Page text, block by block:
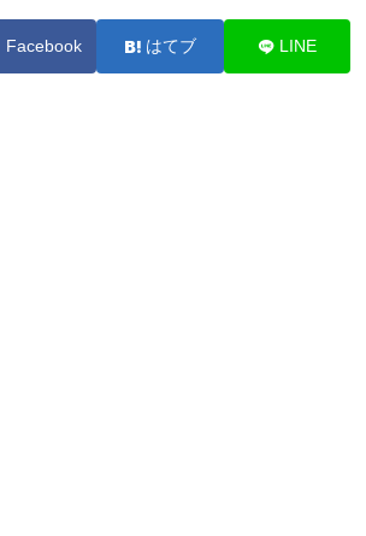
Facebook はてブ LINE